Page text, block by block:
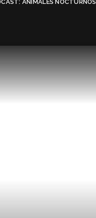
ANIMALES NOCTURNOS